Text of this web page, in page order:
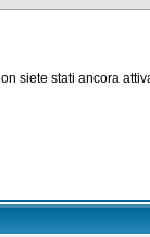
siete stati ancora